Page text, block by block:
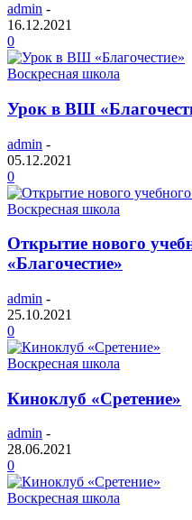
admin -
16.12.2021
0
Воскресная школа
Урок в ВШ
admin -
05.12.2021
0
Воскресная школа
Открытие нового
«Благочестие»
admin -
25.10.2021
0
Воскресная школа
Киноклуб «Сретение»
admin -
28.06.2021
0
Воскресная школа